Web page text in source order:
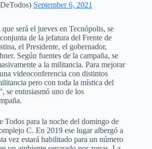
September 6, 2021
será el jueves en Tecnópolis, se
de la jefatura del Frente de
el Presidente, el gobernador,
Según fuentes de la campaña, se
a la militancia. Para mejorar
videoconferencia con distintos
pero con toda la mística del
se entusiasmó uno de los
Todos para la noche del domingo de
C. En 2019 ese lugar albergó a
vez estará habilitado para un número